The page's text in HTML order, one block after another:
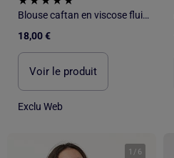
Blouse caftan en viscose fluide
18,00 €
Voir le produit
Exclu Web
1 / 6